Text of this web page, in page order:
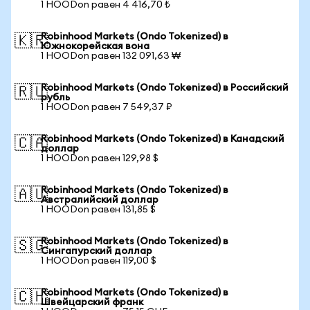
1 HOODon равен 4 416,70 ₺
🇰🇷Robinhood Markets (Ondo Tokenized) в
Южнокорейская вона
1 HOODon равен 132 091,63 ₩
🇷🇺Robinhood Markets (Ondo Tokenized) в Российский
рубль
1 HOODon равен 7 549,37 ₽
🇨🇦Robinhood Markets (Ondo Tokenized) в Канадский
доллар
1 HOODon равен 129,98 $
🇦🇺Robinhood Markets (Ondo Tokenized) в
Австралийский доллар
1 HOODon равен 131,85 $
🇸🇬Robinhood Markets (Ondo Tokenized) в
Сингапурский доллар
1 HOODon равен 119,00 $
🇨🇭Robinhood Markets (Ondo Tokenized) в
Швейцарский франк